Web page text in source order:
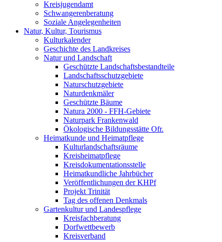
Kreisjugendamt
Schwangerenberatung
Soziale Angelegenheiten
Natur, Kultur, Tourismus
Kulturkalender
Geschichte des Landkreises
Natur und Landschaft
Geschützte Landschaftsbestandteile
Landschaftsschutzgebiete
Naturschutzgebiete
Naturdenkmäler
Geschützte Bäume
Natura 2000 - FFH-Gebiete
Naturpark Frankenwald
Ökologische Bildungsstätte Ofr.
Heimatkunde und Heimatpflege
Kulturlandschaftsräume
Kreisheimatpflege
Kreisdokumentationsstelle
Heimatkundliche Jahrbücher
Veröffentlichungen der KHPf
Projekt Trinität
Tag des offenen Denkmals
Gartenkultur und Landespflege
Kreisfachberatung
Dorfwettbewerb
Kreisverband